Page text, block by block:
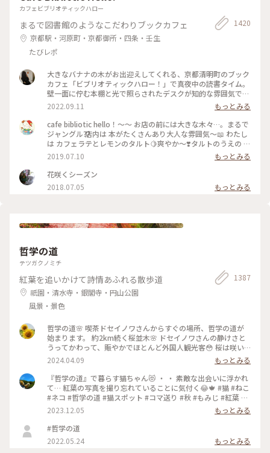
カフェビブリオティックハロー
まるで図書館のようなこだわりブックカフェ
京都駅・河原町・京都御所・四条・壬生
たびレポ
1420
大きなバナナの木がお出迎えしてくれる、京都清明町のブック
カフェ「ビブリオティックハロー！」で真夜中の読書タイム。
壁一面に佇む本棚と光で照らされたデスクが知的な雰囲気で、
これぞ大人カフェでした。2階に貫けている本棚を見に行く
と、ちょっとスケスケの渡り廊下でスリリング。スイーツもド
リンクも美味しくて、夜遅くまでやっているのも嬉しくて。。
これは出張の度に立ち寄りそうです。築150年以上の町屋をリ
ノベしたというところも見応えあり。観光というよりも、ロー
カルに寄り添っているようで温かい空気も感じました。 #私の
ことりっぷ2022 #Myことりっぷ #京都カフェ #ブックカフ
ェ #読書 #ガトーショコラ #コーヒー
2022.09.11
もっとみる
cafe bibliotic hello！〜〜 お店の前には大きな木々…。まるで
ジャングル⁇ 店内は 本がたくさんあり大人な雰囲気〜📖 わたし
は カフェラテとレモンのタルト🍋爽やか〜❣️タルトのうえの レ
モンのドライフルーツがめちゃくちゃ美味しい❣️ カフェの横で
は パンも販売してます。こちらも魅力的でしたが またの機会
に〜 #京都#カフェ#レモンタルト
2019.07.10
もっとみる
花咲くシーズン
2018.07.05
もっとみる
哲学の道
テツガクノミチ
紅葉を追いかけて詩情あふれる散歩道
祇園・清水寺・銀閣寺・円山公園
風景・景色
1387
哲学の道🌸 喫茶ドセイノワさんからすぐの場所、哲学の道が
始まります。 約2km続く桜並木🌸 ドセイノワさんの静けさと
うってかわって、賑やかでほとんど外国人観光客😳 桜は咲い
ているのに異国を旅行しているような気分になります☺️ 途中
で霊鑑寺に寄りながら、気持ちのいいお散歩になりました🌸 #
哲学の道 #桜 #お花見 #京都 #春色さがし #電車旅
2024.04.09
もっとみる
『哲学の道』で暮らす猫ちゃん😻 ・ ・ 素敵な出会いに浮かれ
て… 紅葉の写真を撮り忘れていることに気付く😂🍁 #猫 #ねこ
#ネコ #哲学の道 #猫スポット #コマ送り #秋 #もみじ #紅葉 #
京都紅葉 #京都散策 #京都 #左京区 #岡崎エリア #kyoto #こと
りっぷ京都 #私のことりっぷ旅 #カフー
2023.12.05
もっとみる
#哲学の道
2022.05.24
もっとみる